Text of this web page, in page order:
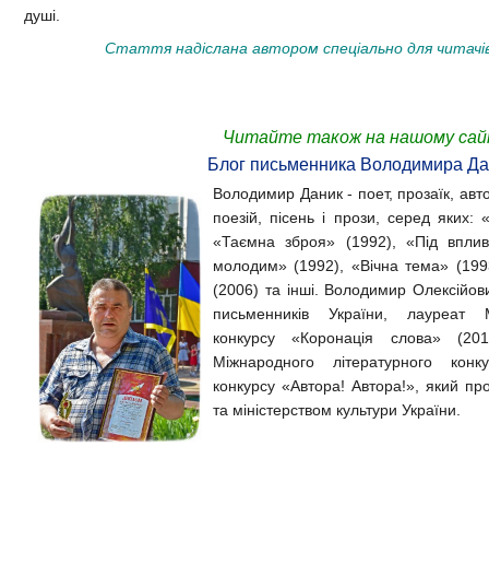
душі.
Стаття надіслана автором спеціально для
Читайте також на нашому
Блог письменника Володимира
Володимир Даник - поет, прозаїк,
поезій, пісень і прози, серед
«Таємна зброя» (1992), «Під
молодим» (1992), «Вічна тема»
(2006) та інші. Володимир
письменників України, лауреат
конкурсу «Коронація слова»
Міжнародного літературного
конкурсу «Автора! Автора!», який
та міністерством культури України.